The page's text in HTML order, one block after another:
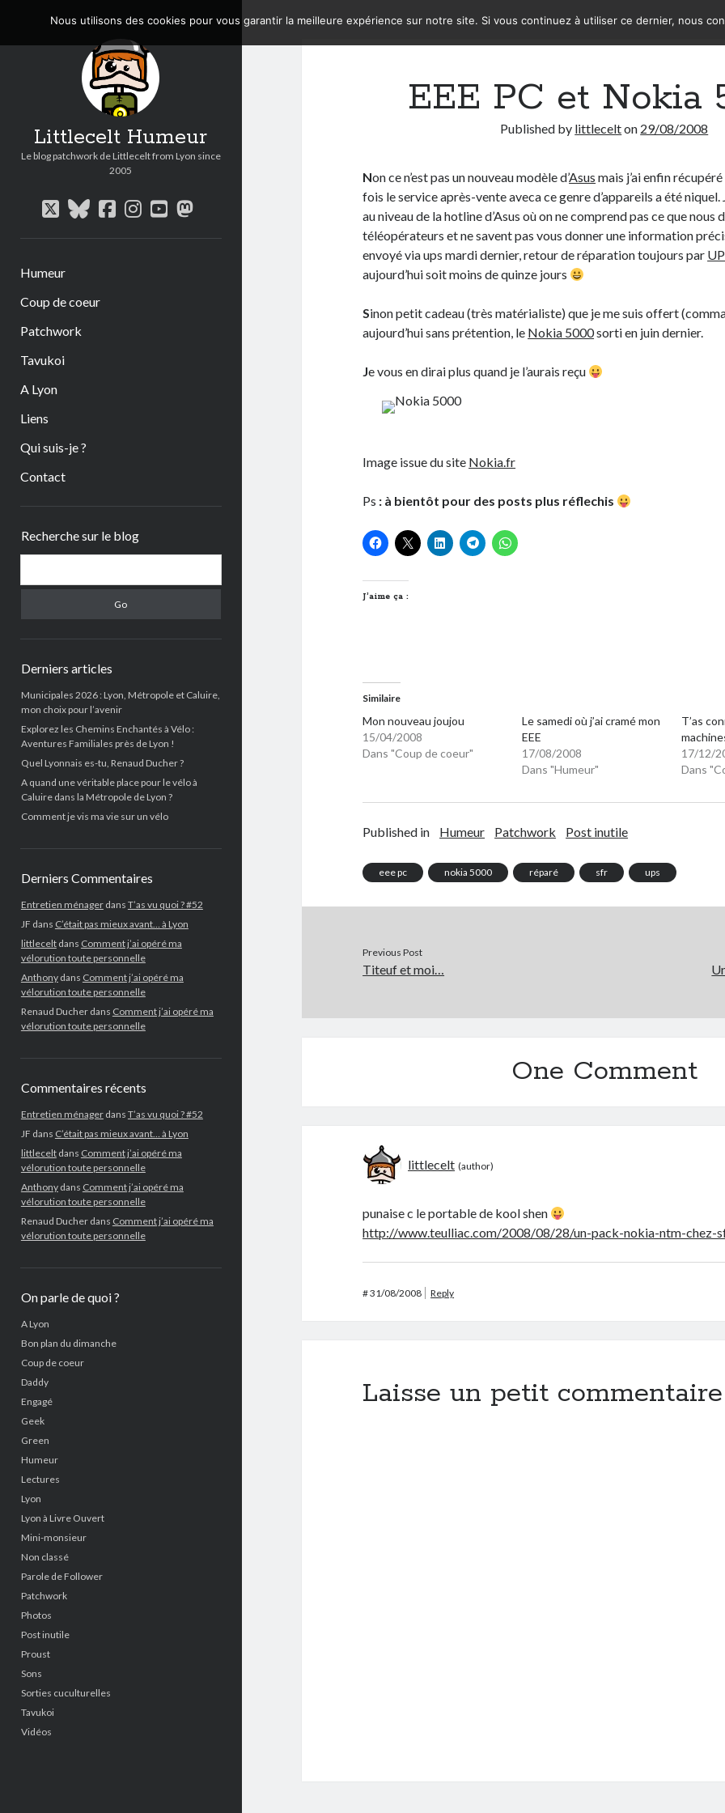
Littlecelt Humeur
Le blog patchwork de Littlecelt from Lyon since
2005
twitterbluesky
facebook
instagram
youtube
mastodon
Humeur
Coup de coeur
Patchwork
Tavukoi
A Lyon
Liens
Qui suis-je ?
Contact
Recherche sur le blog
Derniers articles
Municipales 2026 : Lyon, Métropole et Caluire,
mon choix pour l’avenir
Explorez les Chemins Enchantés à Vélo :
Aventures Familiales près de Lyon !
Quel Lyonnais es-tu, Renaud Ducher ?
A quand une véritable place pour le vélo à
Caluire dans la Métropole de Lyon ?
Comment je vis ma vie sur un vélo
Derniers Commentaires
Entretien ménagerdans T’as vu quoi ? #52
JF dans C’était pas mieux avant… à Lyon
littleceltdans Comment j’ai opéré ma
vélorution toute personnelle
Anthonydans Comment j’ai opéré ma
vélorution toute personnelle
Renaud Ducherdans Comment j’ai opéré ma
vélorution toute personnelle
Commentaires récents
Entretien ménagerdans T’as vu quoi ? #52
JF dans C’était pas mieux avant… à Lyon
littleceltdans Comment j’ai opéré ma
vélorution toute personnelle
Anthonydans Comment j’ai opéré ma
vélorution toute personnelle
Renaud Ducherdans Comment j’ai opéré ma
vélorution toute personnelle
On parle de quoi ?
A Lyon
Bon plan du dimanche
Coup de coeur
Daddy
Engagé
Geek
Green
Humeur
Lectures
Lyon
Lyon à Livre Ouvert
Mini-monsieur
Non classé
Parole de Follower
Patchwork
Photos
Post inutile
Proust
Sons
Sorties cuculturelles
Tavukoi
Vidéos
EEE PC et Nokia
Published by littlecelton 29/08/2008
Non ce n’est pas un nouveau modèle d’Asus mais j’ai enfin
fois le service après-vente aveca ce genre d’appareils a été
au niveau de la hotline d’Asus où on ne comprend pas ce que nous
téléopérateurs et ne savent pas vous donner une information
envoyé via ups mardi dernier, retour de réparation toujours par
aujourd’hui soit moins de quinze jours
Sinon petit cadeau (très matérialiste) que je me suis offert
aujourd’hui sans prétention, le Nokia 5000sorti en juin dernier.
Je vous en dirai plus quand je l’aurais reçu
Image issue du site Nokia.fr
Ps : à bientôt pour des posts plus réflechis
J’aime ça :
Similaire
Mon nouveau joujou
15/04/2008
Dans "Coup de coeur"
Le samedi où j’ai cramé mon
EEE
17/08/2008
Dans "Humeur"
T’as
17/12/
Dans
Published in Humeur Patchwork Post inutile
eee pc nokia 5000 réparé sfr ups
Previous Post
Titeuf et moi…
One Comment
littlecelt
punaise c le portable de kool shen
http://www.teulliac.com/2008/08/28/un-pack-nokia-ntm-chez-
#31/08/2008 Reply
Laisse un petit commentaire
Nous utilisons des cookies pour vous garantir la meilleure expérience sur notre site. Si vous continuez à utiliser ce dernier, nous